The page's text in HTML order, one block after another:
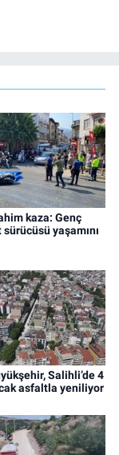
kadar Artı TV
editör ve
kaza: Genç
yaşamını
Salihli’de 4
asfaltla yeniliyor